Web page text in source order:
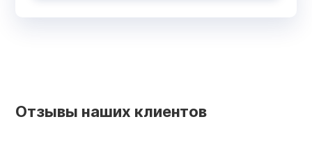
Отзывы наших клиентов